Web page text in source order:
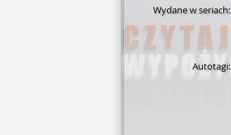
Wydane w seriach:
Autotagi: